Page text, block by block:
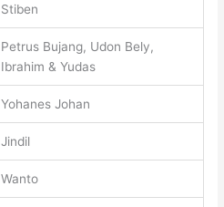
Stiben
Petrus Bujang, Udon Bely,
Ibrahim & Yudas
Yohanes Johan
Jindil
Wanto